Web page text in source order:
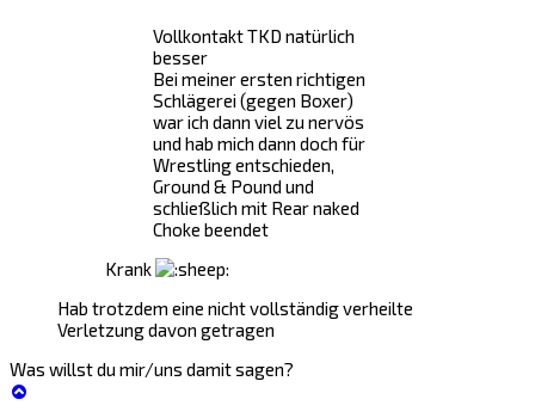
Vollkontakt TKD natürlich
besser
Bei meiner ersten richtigen
Schlägerei (gegen Boxer)
war ich dann viel zu nervös
und hab mich dann doch für
Wrestling entschieden,
Ground & Pound und
schließlich mit Rear naked
Choke beendet
Krank
Hab trotzdem eine nicht vollständig verheilte
Verletzung davon getragen
Was willst du mir/uns damit sagen?